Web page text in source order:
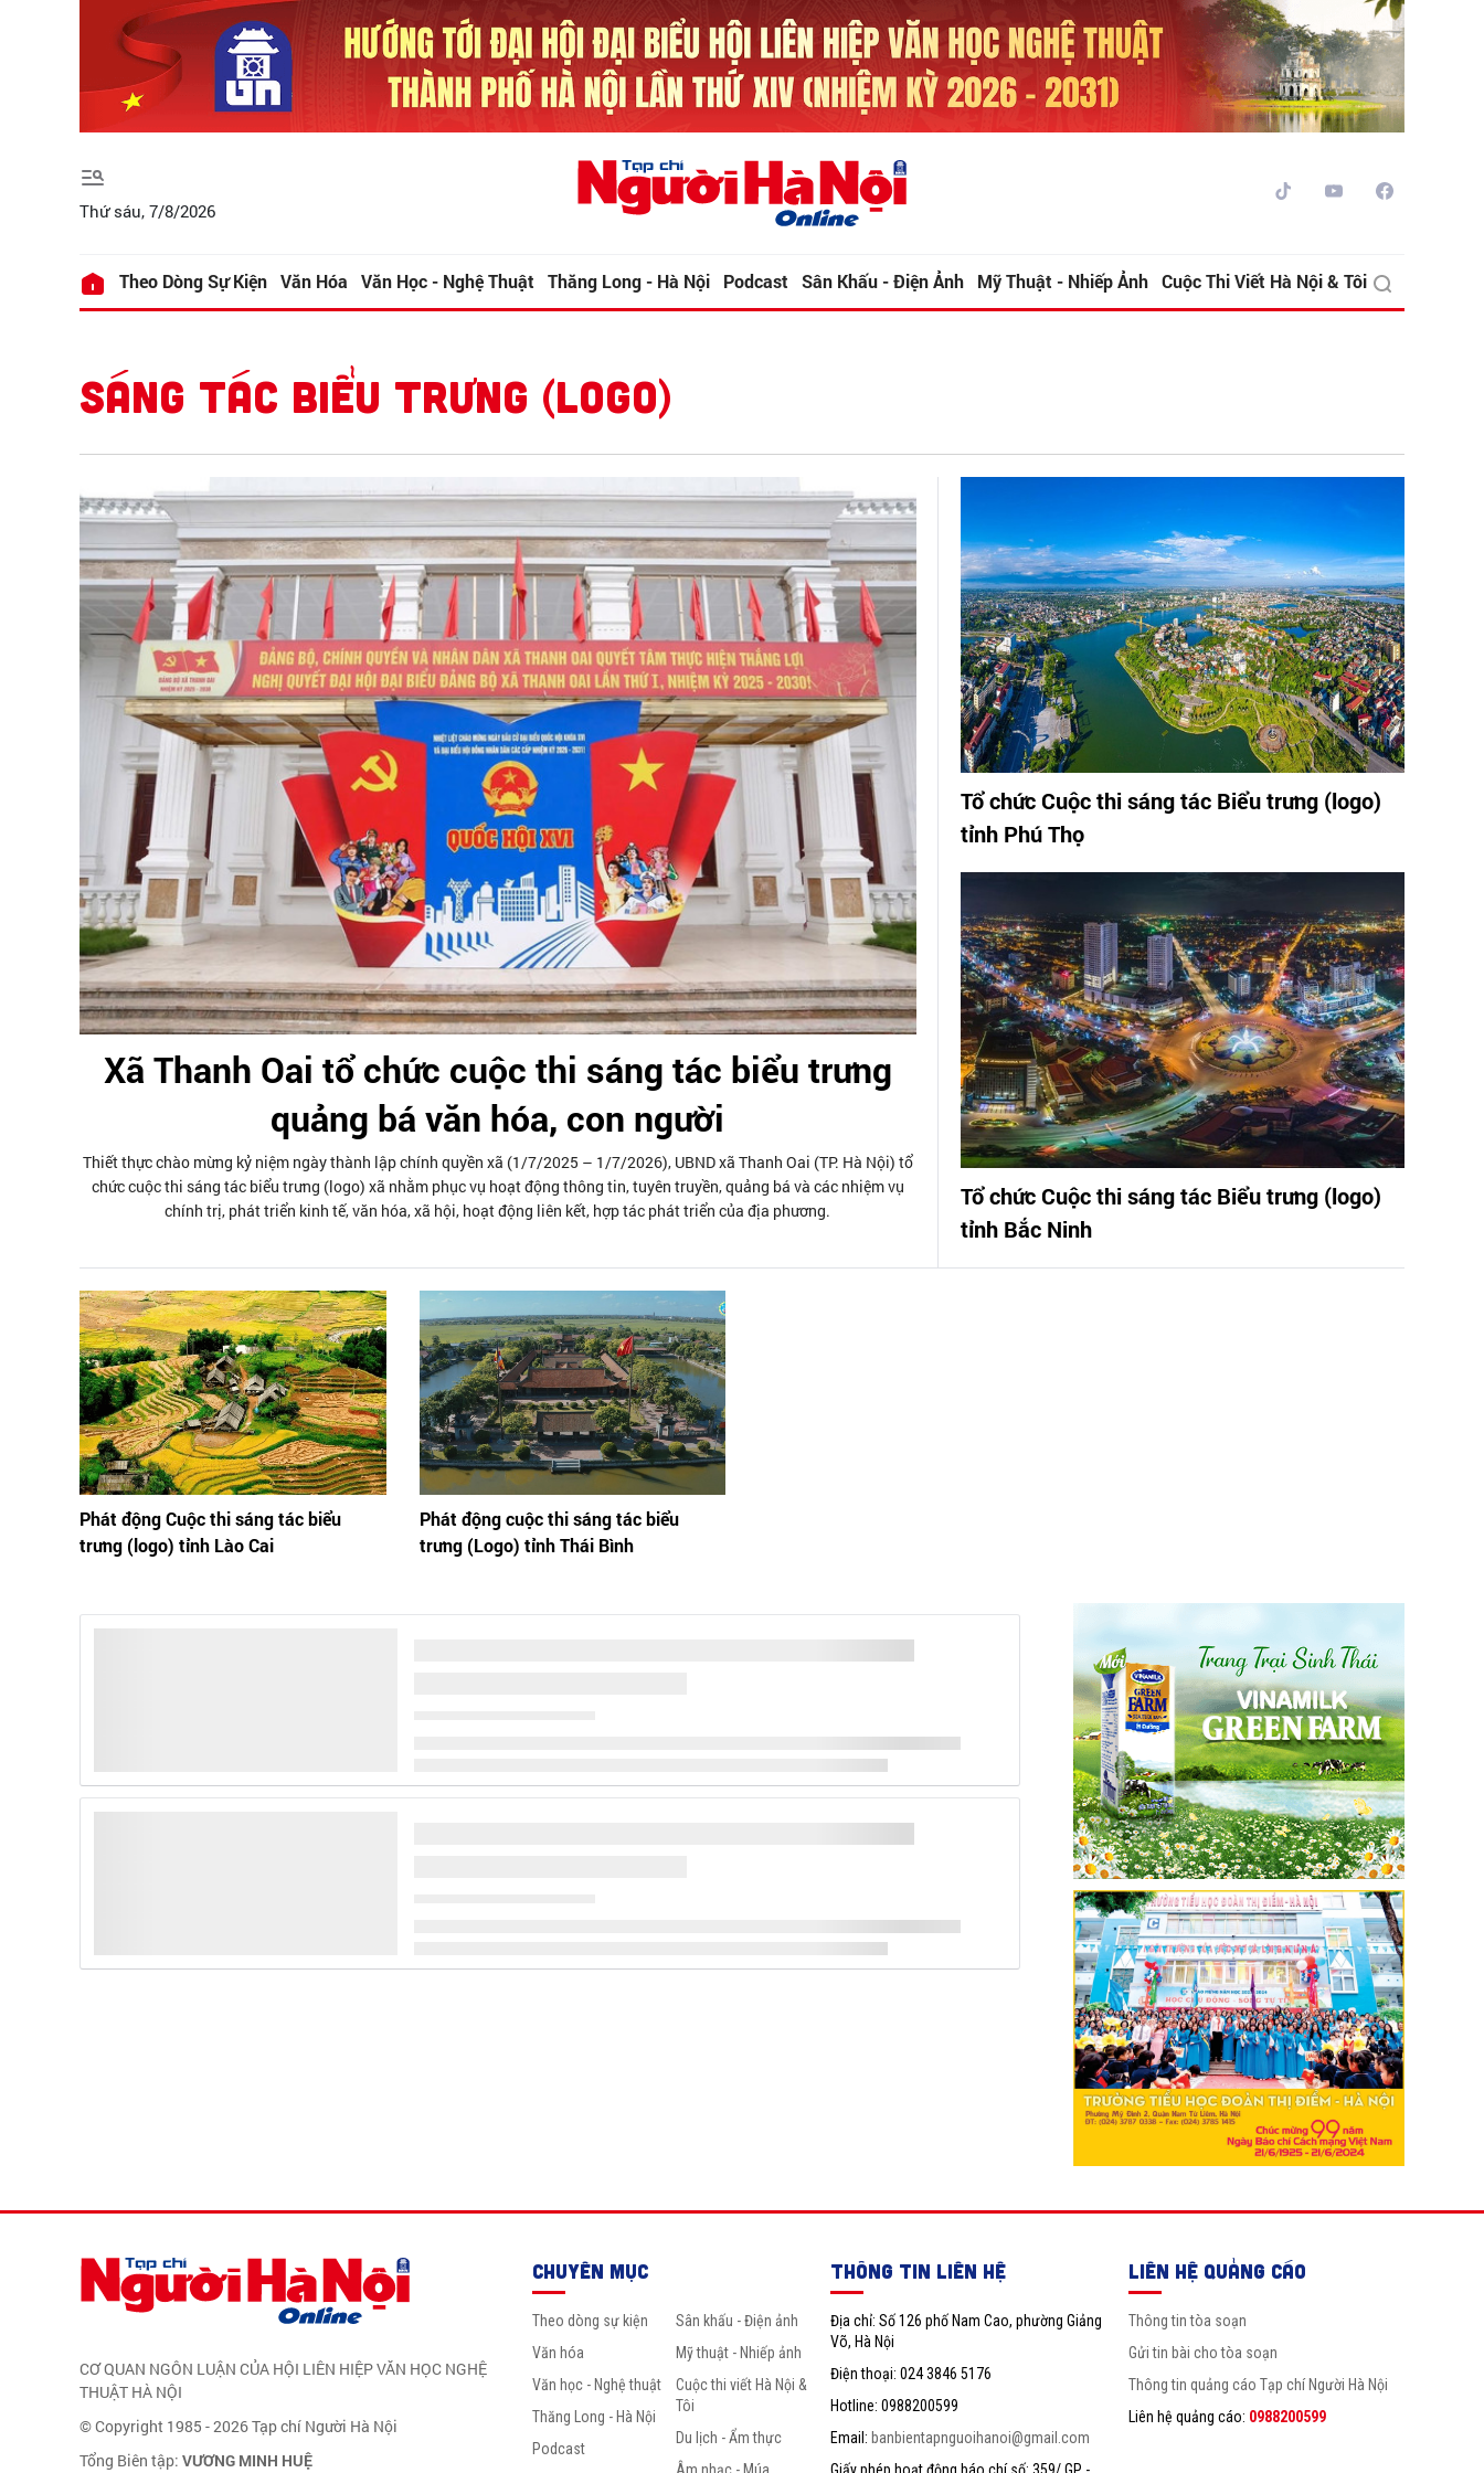
Thứ sáu, 7/8/2026
Theo Dòng Sự Kiện Văn Hóa Văn Học - Nghệ Thuật Thăng Long - Hà Nội Podcast Sân Khấu - Điện Ảnh Mỹ Thuật - Nhiếp Ảnh Cuộc Thi Viết Hà Nội & Tôi
SÁNG TÁC BIỂU TRƯNG (LOGO)
Xã Thanh Oai tổ chức cuộc thi sáng tác biểu trưng
quảng bá văn hóa, con người
Thiết thực chào mừng kỷ niệm ngày thành lập chính quyền xã (1/7/2025 – 1/7/2026), UBND xã Thanh Oai (TP. Hà Nội) tổ
chức cuộc thi sáng tác biểu trưng (logo) xã nhằm phục vụ hoạt động thông tin, tuyên truyền, quảng bá và các nhiệm vụ
chính trị, phát triển kinh tế, văn hóa, xã hội, hoạt động liên kết, hợp tác phát triển của địa phương.
Tổ chức Cuộc thi sáng tác Biểu trưng (logo)
tỉnh Phú Thọ
Tổ chức Cuộc thi sáng tác Biểu trưng (logo)
tỉnh Bắc Ninh
Phát động Cuộc thi sáng tác biểu
trưng (logo) tỉnh Lào Cai
Phát động cuộc thi sáng tác biểu
trưng (Logo) tỉnh Thái Bình
CƠ QUAN NGÔN LUẬN CỦA HỘI LIÊN HIỆP VĂN HỌC NGHỆ
THUẬT HÀ NỘI
© Copyright 1985 - 2026 Tạp chí Người Hà Nội
Tổng Biên tập: VƯƠNG MINH HUỆ
CHUYÊN MỤC
Theo dòng sự kiện
Văn hóa
Văn học - Nghệ thuật
Thăng Long - Hà Nội
Podcast
Sân khấu - Điện ảnh
Mỹ thuật - Nhiếp ảnh
Cuộc thi viết Hà Nội &
Tôi
Du lịch - Ẩm thực
THÔNG TIN LIÊN HỆ
Địa chỉ: Số 126 phố Nam Cao, phường Giảng
Võ, Hà Nội
Điện thoại: 024 3846 5176
Hotline: 0988200599
Email: banbientapnguoihanoi@gmail.com
LIÊN HỆ QUẢNG CÁO
Thông tin tòa soạn
Gửi tin bài cho tòa soạn
Thông tin quảng cáo Tạp chí Người Hà Nội
Liên hệ quảng cáo: 0988200599